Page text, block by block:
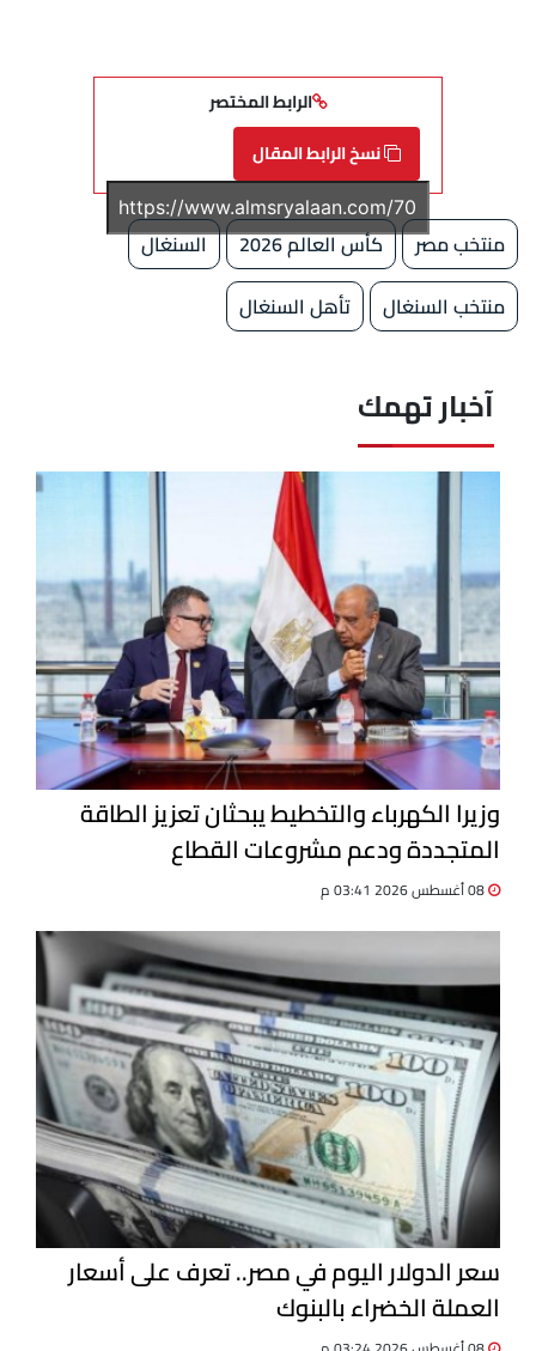
الرابط المختصر
نسخ الرابط المقال
منتخب مصر كأس العالم 2026
السنغال
منتخب السنغال
تأهل السنغال
آخبار تهمك
وزيرا الكهرباء والتخطيط يبحثان تعزيز الطاقة
المتجددة ودعم مشروعات القطاع
سعر الدولار اليوم في مصر.. تعرف على أسعار
العملة الخضراء بالبنوك